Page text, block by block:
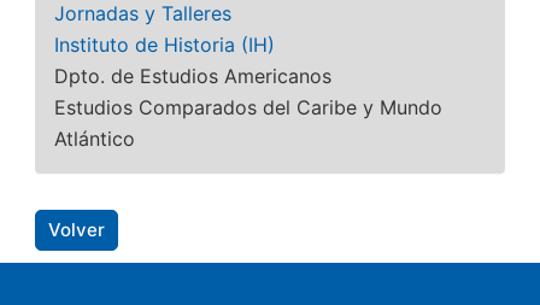
Jornadas y Talleres
Instituto de Historia (IH)
Dpto. de Estudios Americanos
Estudios Comparados del Caribe y Mundo
Atlántico
Volver